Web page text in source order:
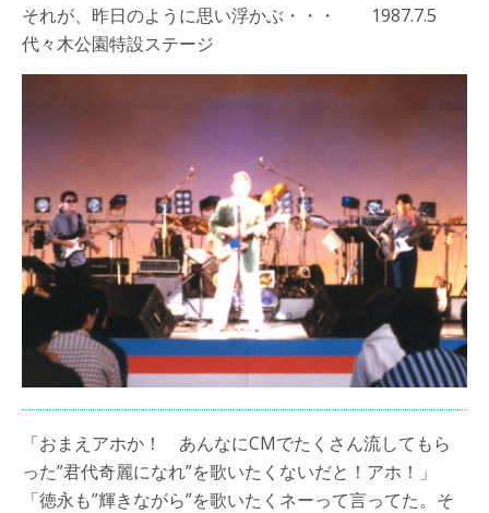
それが、昨日のように思い浮かぶ・・・ 1987.7.5
代々木公園特設ステージ
「おまえアホか！ あんなにCMでたくさん流してもら
った”君代奇麗になれ”を歌いたくないだと！アホ！」
「徳永も”輝きながら”を歌いたくネーって言ってた。そ